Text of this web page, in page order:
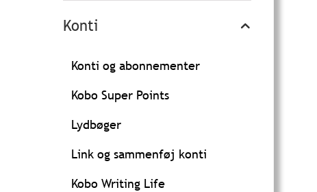
Konti
Konti og abonnementer
Kobo Super Points
Lydbøger
Link og sammenføj konti
Kobo Writing Life